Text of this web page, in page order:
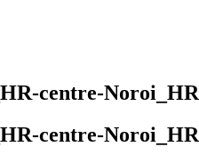
centre-Noroi_HR
centre-Noroi_HR